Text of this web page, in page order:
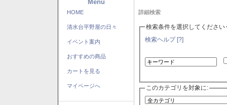
Menu
HOME
清水台平野屋の日々
イベント案内
おすすめの商品
カートを見る
マイページへ
詳細検索
検索条件を選択してください
検索ヘルプ [?]
このカテゴリを対象に: